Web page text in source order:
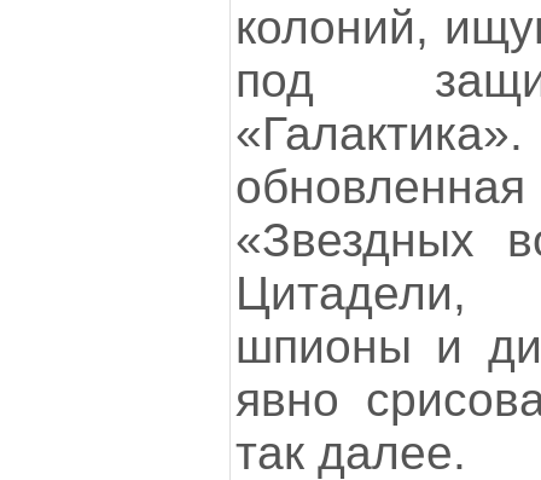
колоний,
под
«Звездных
шпионы и
явно
так далее.